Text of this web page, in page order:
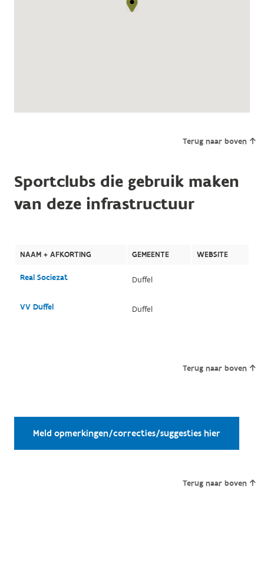
Terug naar boven
Sportclubs die gebruik maken
van deze infrastructuur
NAAM + AFKORTING GEMEENTE WEBSITE
Real Sociezat Duffel
VV Duffel Duffel
Terug naar boven
Meld opmerkingen/correcties/suggesties hier
Terug naar boven